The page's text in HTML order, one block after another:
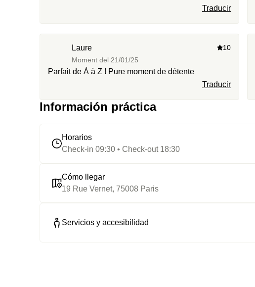
Traducir
Laure
Moment del 21/01/25
10
Parfait de À à Z ! Pure moment de détente
Traducir
Información práctica
Horarios
Check-in 09:30 • Check-out 18:30
Cómo llegar
19 Rue Vernet, 75008 Paris
Servicios y accesibilidad